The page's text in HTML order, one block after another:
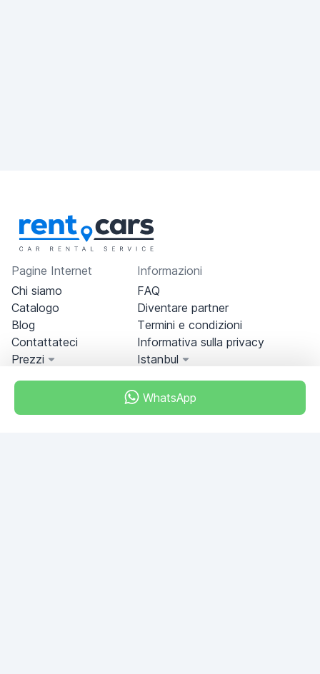
WhatsApp
Pagine Internet
Chi siamo
Catalogo
Blog
Contattateci
Prezzi
Informazioni
FAQ
Diventare partner
Termini e condizioni
Informativa sulla privacy
Istanbul